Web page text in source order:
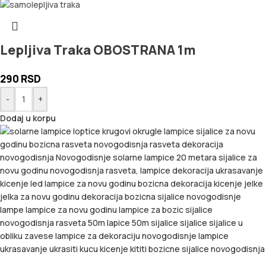
Lepljiva Traka OBOSTRANA 1m
290 RSD
-
+
Dodaj u korpu